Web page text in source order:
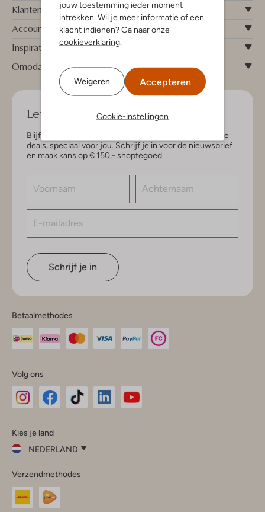
jouw toestemming ieder moment
intrekken. Wil je meer informatie of een
klacht indienen? Ga naar onze
cookieverklaring
Weigeren Accepteren
Cookie-instellingen
Klantenservice
Account
Inspiratie
Omoda
Let's keep in touch!
Blijf op de hoogte van de nieuwste items en exclusieve
deals, speciaal voor jou. Schrijf je in voor de nieuwsbrief
en maak kans op € 150,- shoptegoed.
Schrijf je in
Betaalmethodes
Volg ons
InstagramFacebook
Kies je land
NEDERLAND
je
land
Nederland
Verzendmethodes